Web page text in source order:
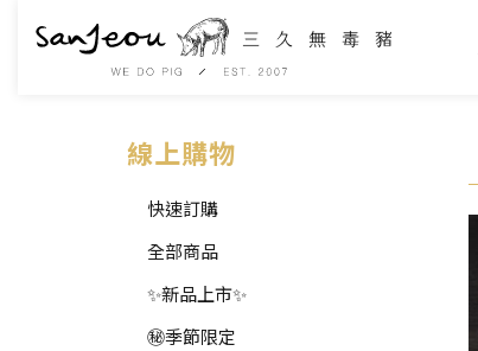
線上購物
快速訂購
全部商品
✨新品上市✨
㊙️季節限定